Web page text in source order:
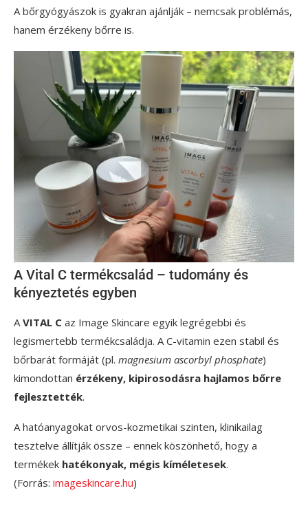
A bőrgyógyászok is gyakran ajánlják – nemcsak problémás,
hanem érzékeny bőrre is.
A Vital C termékcsalád – tudomány és
kényeztetés egyben
A VITAL C az Image Skincare egyik legrégebbi és
legismertebb termékcsaládja. A C-vitamin ezen stabil és
bőrbarát formáját (pl. magnesium ascorbyl phosphate)
kimondottan érzékeny, kipirosodásra hajlamos bőrre
fejlesztették.
A hatóanyagokat orvos-kozmetikai szinten, klinikailag
tesztelve állítják össze – ennek köszönhető, hogy a
termékek hatékonyak, mégis kíméletesek.
(Forrás: imageskincare.hu)